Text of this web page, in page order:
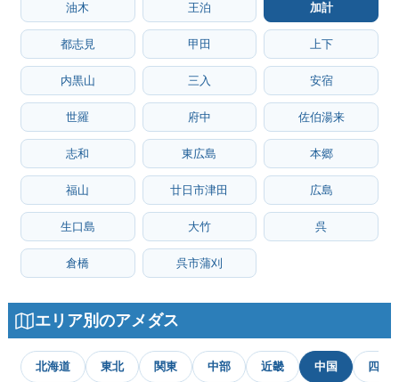
油木 王泊 加計
都志見 甲田 上下
内黒山 三入 安宿
世羅 府中 佐伯湯来
志和 東広島 本郷
福山 廿日市津田 広島
生口島 大竹 呉
倉橋 呉市蒲刈
エリア別のアメダス
北海道 東北 関東 中部 近畿 中国 四国